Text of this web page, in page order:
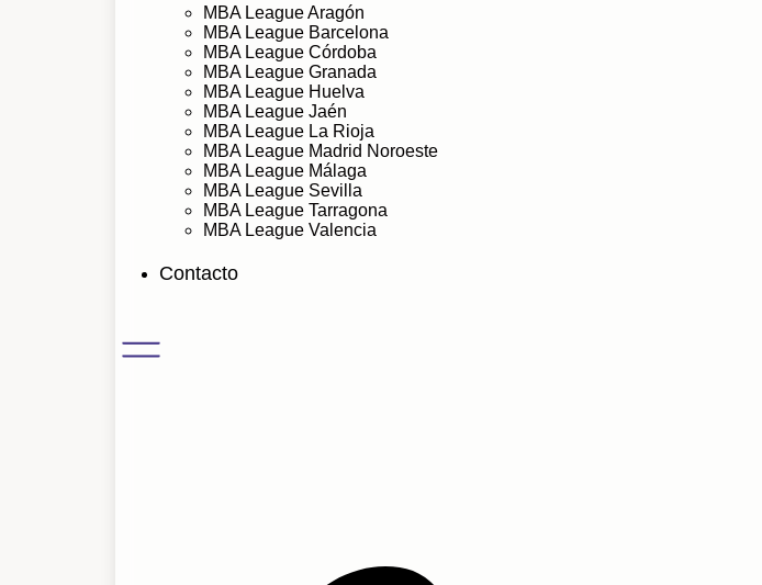
MBA League Aragón
MBA League Barcelona
MBA League Córdoba
MBA League Granada
MBA League Huelva
MBA League Jaén
MBA League La Rioja
MBA League Madrid Noroeste
MBA League Málaga
MBA League Sevilla
MBA League Tarragona
MBA League Valencia
Contacto